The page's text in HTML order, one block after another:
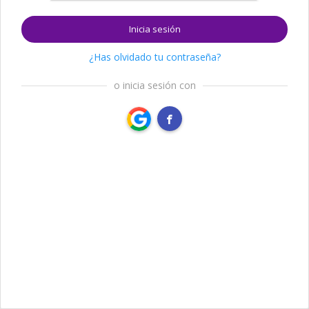
Inicia sesión
¿Has olvidado tu contraseña?
o inicia sesión con